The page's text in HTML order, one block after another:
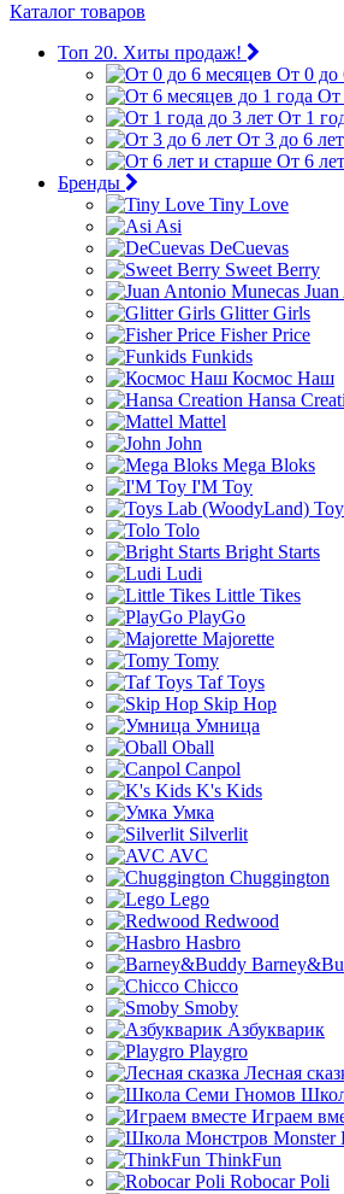
Каталог товаров
Топ 20. Хиты продаж!
От 0 до
От
От 1
От 3 до 6 лет
От 6
Бренды
Tiny Love
Asi
DeCuevas
Sweet Berry
Glitter Girls
Fisher Price
Funkids
Космос Наш
Hansa
Mattel
John
Mega Bloks
I'M Toy
Tolo
Bright Starts
Ludi
Little Tikes
PlayGo
Majorette
Tomy
Taf Toys
Skip Hop
Умница
Oball
Canpol
K's Kids
Умка
Silverlit
AVC
Chuggington
Lego
Redwood
Hasbro
Chicco
Smoby
Азбукварик
Playgro
Лесная
Играем
ThinkFun
Robocar Poli